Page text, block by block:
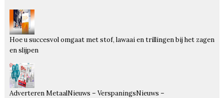
Hoe u succesvol omgaat met stof, lawaai en trillingen bij het zagen
en slijpen
Adverteren MetaalNieuws – VerspaningsNieuws –